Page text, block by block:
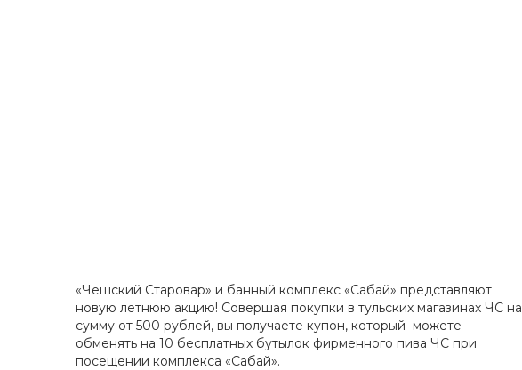
«Чешский Старовар» и банный комплекс «Сабай» представляют
новую летнюю акцию! Совершая покупки в тульских магазинах ЧС на
сумму от 500 рублей, вы получаете купон, который можете
обменять на 10 бесплатных бутылок фирменного пива ЧС при
посещении комплекса «Сабай».